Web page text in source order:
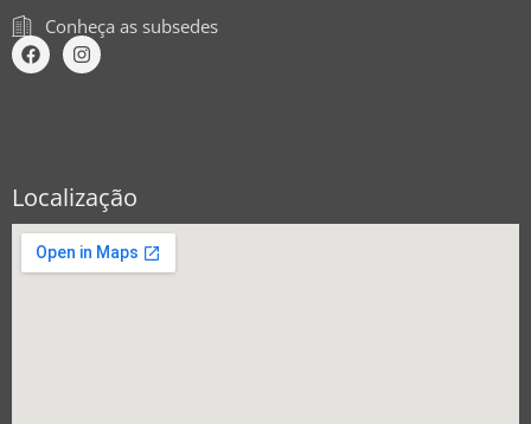
Conheça as subsedes
Localização